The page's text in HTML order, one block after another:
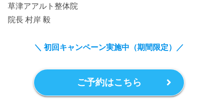
草津アアルト整体院
院長 村岸 毅
＼ 初回キャンペーン実施中（期間限定） ／
ご予約はこちら